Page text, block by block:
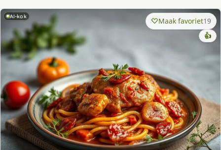
AI-kok Maak favoriet19
👍